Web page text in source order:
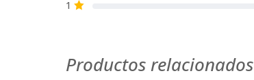
1 S
Productos relacionados